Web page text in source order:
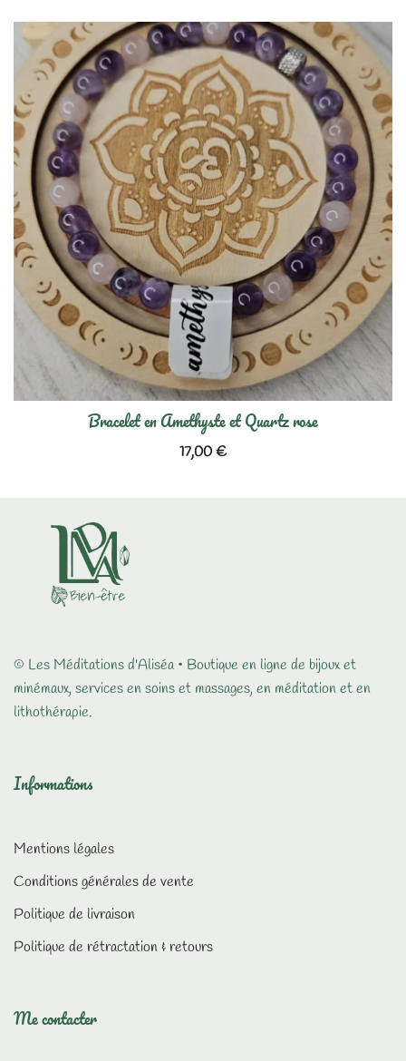
Bracelet en Amethyste et Quartz rose
17,00€
© Les Méditations d'Aliséa • Boutique en ligne de bijoux et
minémaux, services en soins et massages, en méditation et en
lithothérapie.
Informations
Mentions légales
Conditions générales de vente
Politique de livraison
Politique de rétractation & retours
Me contacter